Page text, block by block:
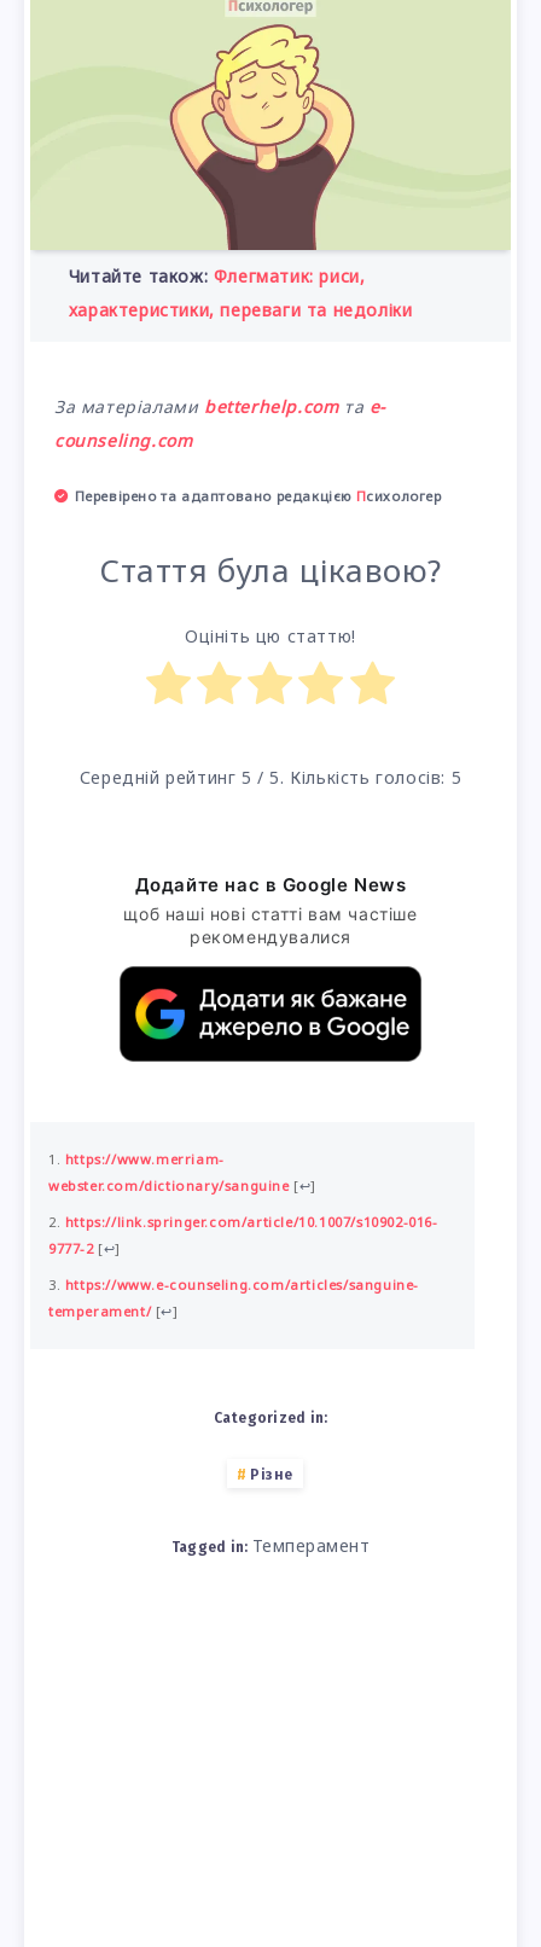
Читайте також: Флегматик: риси,
характеристики, переваги та недоліки
За матеріалами betterhelp.comта e-
counseling.com
Перевірено та адаптовано редакцією Психологер
Стаття була цікавою?
Оцініть цю статтю!
Середній рейтинг 5 / 5. Кількість голосів: 5
Додайте нас в Google News
щоб наші нові статті вам частіше
рекомендувалися
https://www.merriam-
webster.com/dictionary/sanguine[↩]
https://link.springer.com/article/10.1007/s10902-016-
9777-2[↩]
https://www.e-counseling.com/articles/sanguine-
temperament/[↩]
Categorized in:
Різне
Tagged in: Темперамент